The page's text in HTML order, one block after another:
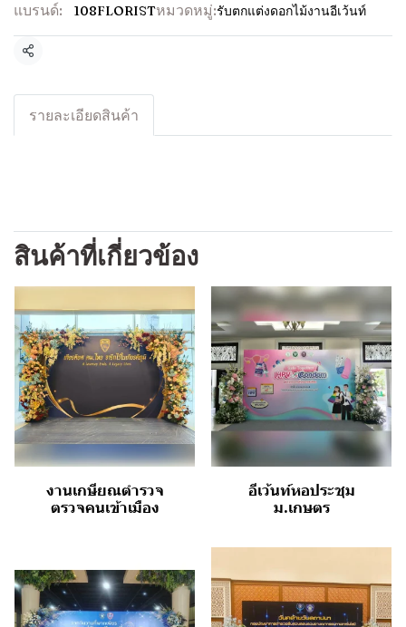
แบรนด์:
108FLORISTหมวดหมู่:รับตกแต่งดอกไม้งานอีเว้นท์
แชร์
รายละเอียดสินค้า
สินค้าที่เกี่ยวข้อง
งานเกษียณตำรวจ
ตรวจคนเข้าเมือง
อีเว้นท์หอประชุม
ม.เกษตร